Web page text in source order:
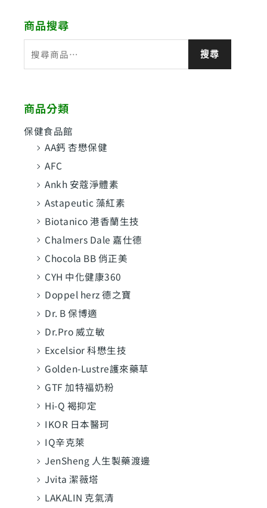
商品搜尋
尋
字
:
搜尋
商品分類
保健食品館
AA鈣 杏懋保健
AFC
Ankh 安蔻淨體素
Astapeutic 藻紅素
Biotanico 港香蘭生技
Chalmers Dale 嘉仕德
Chocola BB 俏正美
CYH 中化健康360
Doppel herz 德之寶
Dr. B 保博適
Dr.Pro 威立敏
Excelsior 科懋生技
Golden-Lustre護來藥草
GTF 加特福奶粉
Hi-Q 褐抑定
IKOR 日本醫珂
IQ辛克萊
JenSheng 人生製藥渡邊
Jvita 潔薇塔
LAKALIN 克氣清